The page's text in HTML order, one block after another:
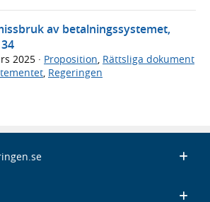
av betalningssystemet,
2025 · Proposition, Rättsliga dokument
, Regeringen